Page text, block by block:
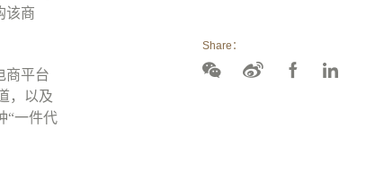
该商
商平台
，以及
“一件代
Share：